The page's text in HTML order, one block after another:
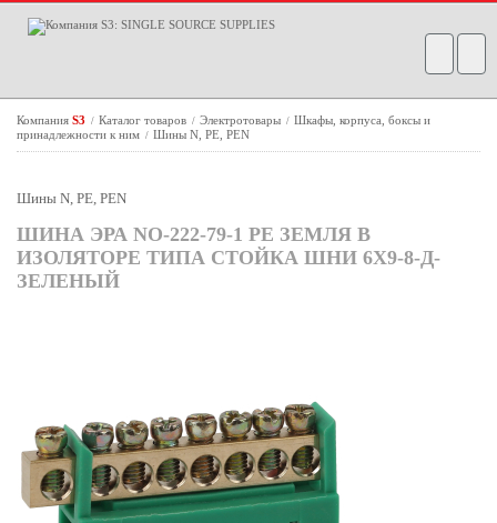
Компания S3 / Каталог товаров / Электротовары / Шкафы, корпуса, боксы и
принадлежности к ним / Шины N, PE, PEN
Шины N, PE, PEN
ШИНА ЭРА NO-222-79-1 PE ЗЕМЛЯ В
ИЗОЛЯТОРЕ ТИПА СТОЙКА ШНИ 6Х9-8-Д-
ЗЕЛЕНЫЙ